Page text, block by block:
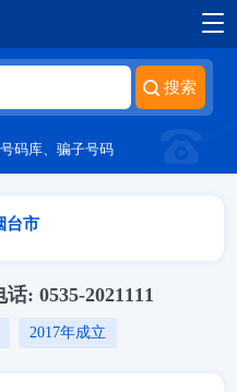
码库、骗子号码
台市
: 0535-2021111
2017年成立